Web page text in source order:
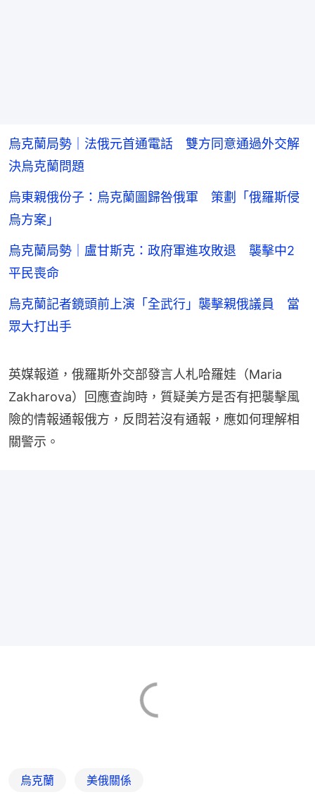
烏克蘭局勢｜法俄元首通電話 雙方同意通過外交解
決烏克蘭問題
烏東親俄份子：烏克蘭圖歸咎俄軍 策劃「俄羅斯侵
烏方案」
烏克蘭局勢｜盧甘斯克：政府軍進攻敗退 襲擊中2
平民喪命
烏克蘭記者鏡頭前上演「全武行」襲擊親俄議員 當
眾大打出手
英媒報道，俄羅斯外交部發言人札哈羅娃（Maria
Zakharova）回應查詢時，質疑美方是否有把襲擊風
險的情報通報俄方，反問若沒有通報，應如何理解相
關警示。
烏克蘭 美俄關係